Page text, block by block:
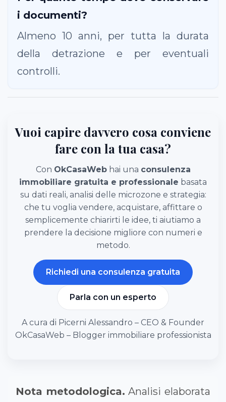
i documenti?
Almeno 10 anni, per tutta la durata
della detrazione e per eventuali
controlli.
Vuoi capire davvero cosa conviene
fare con la tua casa?
Con OkCasaWebhai una consulenza
immobiliare gratuita e professionale basata
su dati reali, analisi delle microzone e strategia:
che tu voglia vendere, acquistare, affittare o
semplicemente chiarirti le idee, ti aiutiamo a
prendere la decisione migliore con numeri e
metodo.
Richiedi una consulenza gratuita
Parla con un esperto
A cura di Picerni Alessandro – CEO & Founder
OkCasaWeb – Blogger immobiliare professionista
Nota metodologica. Analisi elaborata